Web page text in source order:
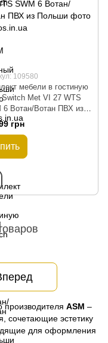
109580
мебели в гостиную
Met VI 27 WTS
6 Вотан/Вотан ПВХ из
грн
производителя ASM –
сочетающие эстетику
для оформления